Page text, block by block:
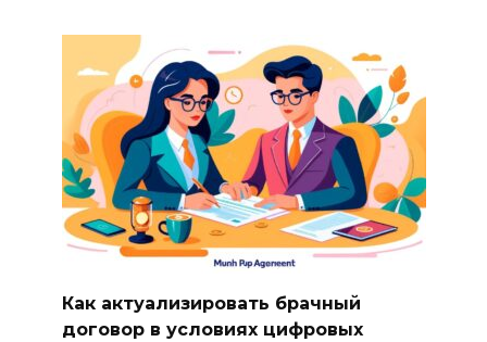
Как актуализировать брачный
договор в условиях цифровых